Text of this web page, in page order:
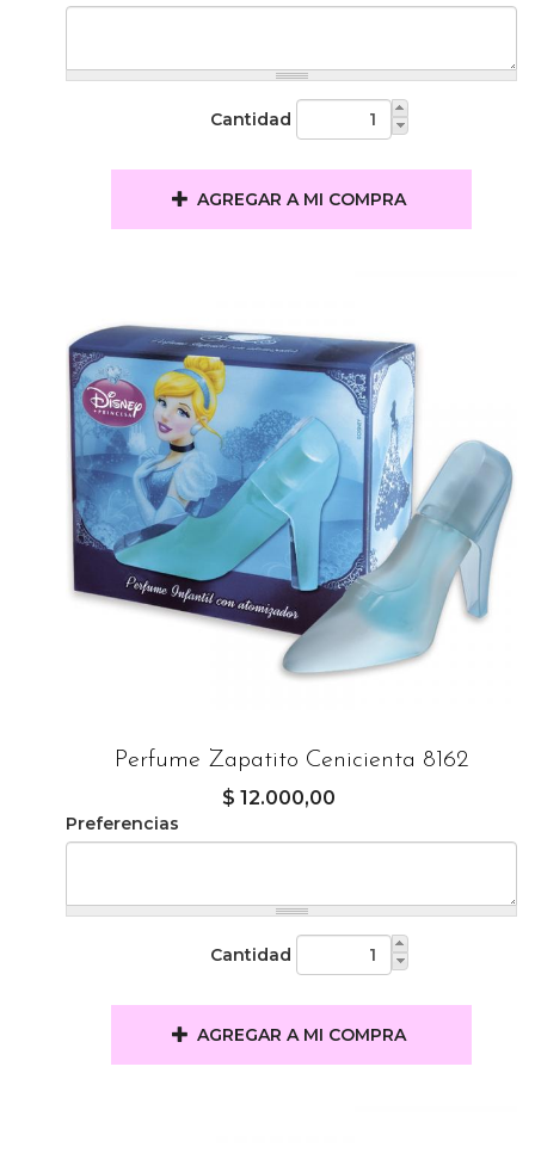
Cantidad
AGREGAR A MI COMPRA
Perfume Zapatito Cenicienta 8162
$ 12.000,00
Preferencias
Cantidad
AGREGAR A MI COMPRA